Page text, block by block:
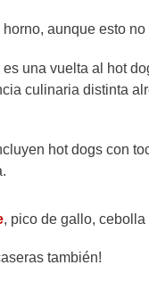
aunque esto no
una vuelta al hot
culinaria distinta
hot dogs con
, pico de gallo,
también!